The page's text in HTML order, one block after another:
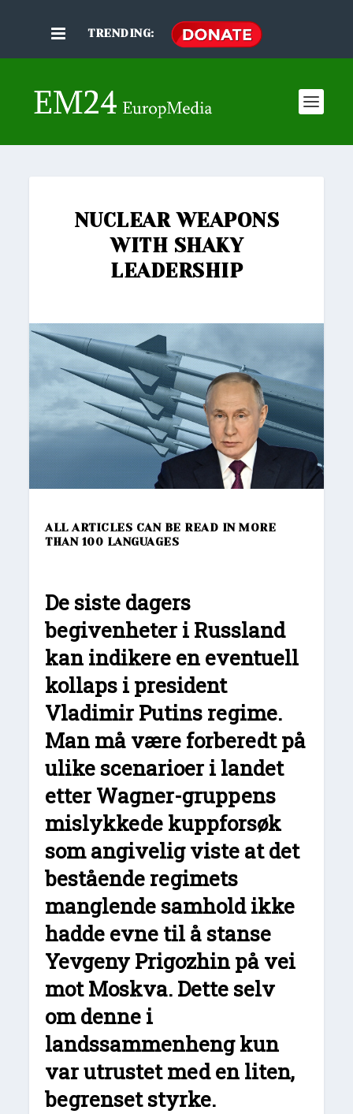
TRENDING:
NUCLEAR WEAPONS
WITH SHAKY
LEADERSHIP
ALL ARTICLES CAN BE READ IN MORE
THAN 100 LANGUAGES
De siste dagers
begivenheter i Russland
kan indikere en eventuell
kollaps i president
Vladimir Putins regime.
Man må være forberedt på
ulike scenarioer i landet
etter Wagner-gruppens
mislykkede kuppforsøk
som angivelig viste at det
bestående regimets
manglende samhold ikke
hadde evne til å stanse
Yevgeny Prigozhin på vei
mot Moskva. Dette selv
om denne i
landssammenheng kun
var utrustet med en liten,
begrenset styrke.